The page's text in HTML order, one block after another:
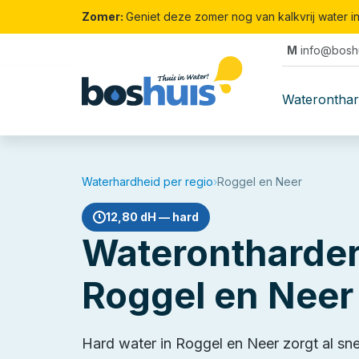
Zomer: Geniet deze zomer nog van kalkvrij water
M
Waterhardheid per regio›Roggel en Neer
12,80 dH — hard
Roggel en Neer
Hard water in Roggel en Neer zorgt al